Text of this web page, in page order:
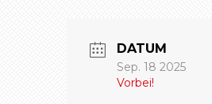
DATUM
Sep. 18 2025
Vorbei!